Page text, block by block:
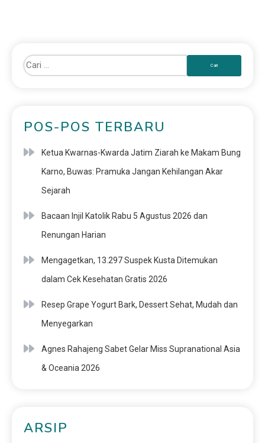
POS-POS TERBARU
Ketua Kwarnas-Kwarda Jatim Ziarah ke Makam Bung
Karno, Buwas: Pramuka Jangan Kehilangan Akar
Sejarah
Bacaan Injil Katolik Rabu 5 Agustus 2026 dan
Renungan Harian
Mengagetkan, 13.297 Suspek Kusta Ditemukan
dalam Cek Kesehatan Gratis 2026
Resep Grape Yogurt Bark, Dessert Sehat, Mudah dan
Menyegarkan
Agnes Rahajeng Sabet Gelar Miss Supranational Asia
& Oceania 2026
ARSIP